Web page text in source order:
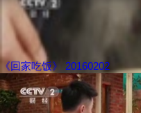
《回家吃饭》 20160202